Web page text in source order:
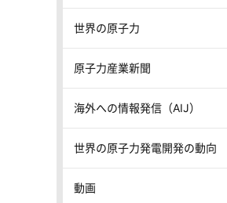
世界の原子力
原子力産業新聞
海外への情報発信（AIJ）
世界の原子力発電開発の動向
動画